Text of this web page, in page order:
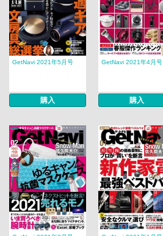
GetNavi 2021年5月号
購入
GetNavi 2021年4月号
購入